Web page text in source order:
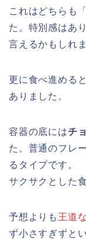
これはどちらも
た。特別感はあ
言えるかもしれま
更に食べ進める
ありました。
容器の底にはチ
た。普通のフレ
るタイプです。
サクサクとした
予想よりも 王道
ず小さすぎずと